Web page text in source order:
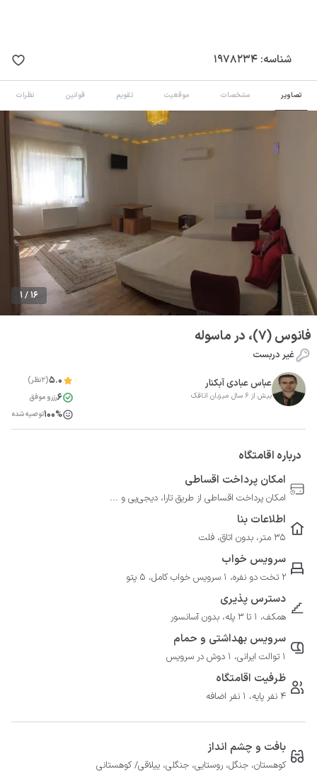
شناسه: 1978234
تصاویر مشخصات موقعیت تقویم قوانین نظرات
1 / 16
فانوس (7)، در ماسوله
غیر دربست
عباس عبادی آبکنار
بیش از 6 سال میزبان اتاقک
5.0(2نظر)
6رزرو موفق
100%توصیه شده
درباره اقامتگاه
امکان پرداخت اقساطی
امکان پرداخت اقساطی از طریق تارا، دیجی‌پی و ...
اطلاعات بنا
35 متر، بدون اتاق، فلت
سرویس خواب
2 تخت دو نفره، 1 سرویس خواب کامل، 5 پتو
دسترس پذیری
همکف، 1 تا 3 پله، بدون آسانسور
سرویس بهداشتی و حمام
1 توالت ایرانی، 1 دوش در سرویس
ظرفیت اقامتگاه
4 نفر پایه، 1 نفر اضافه
بافت و چشم انداز
کوهستان، جنگل، روستایی، جنگلی، ییلاقی/ کوهستانی